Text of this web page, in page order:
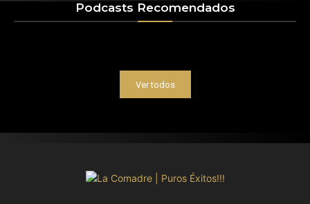
Podcasts Recomendados
Ver todos